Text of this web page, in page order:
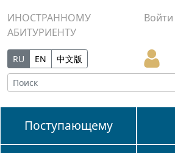
ИНОСТРАННОМУ
АБИТУРИЕНТУ
Войти
RU EN 中文版
Поступающему